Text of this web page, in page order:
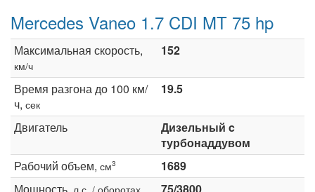
Mercedes Vaneo 1.7 CDI MT 75 hp
Максимальная скорость,
км/ч
152
Время разгона до 100 км/
ч, сек
19.5
Двигатель
Дизельный c
турбонаддувом
Рабочий объем, см3
1689
Мощность, л.с. / оборотах 75/3800